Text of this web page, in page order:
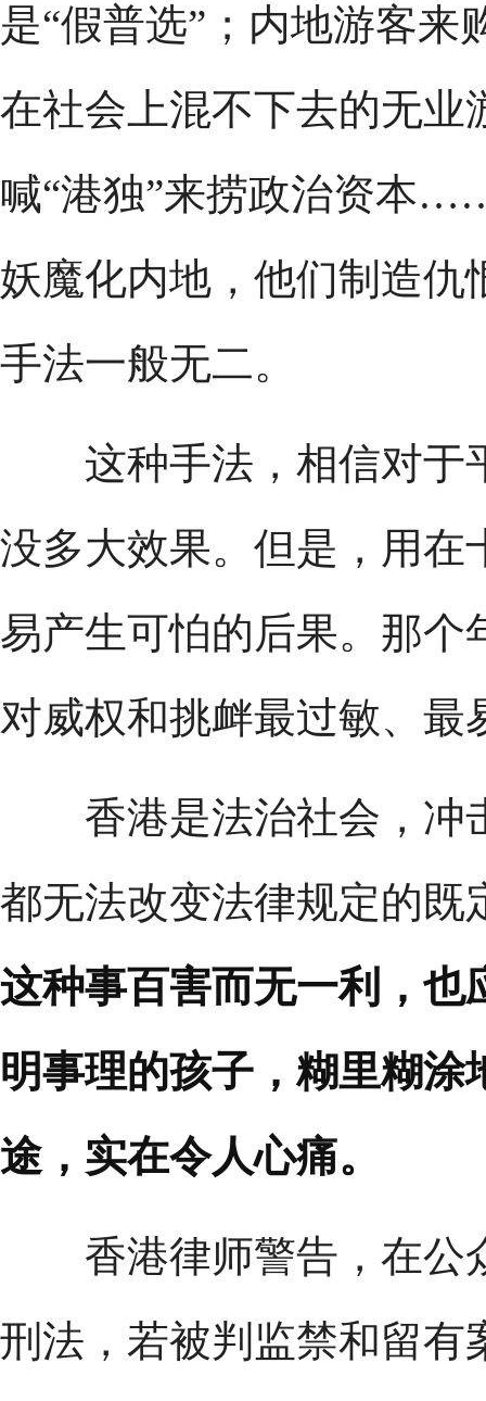
是“假普选”；内地游客来
在社会上混不下去的无业
喊“港独”来捞政治资本
妖魔化内地，他们制造仇
手法一般无二。
这种手法，相信对于
没多大效果。但是，用在
易产生可怕的后果。那个
对威权和挑衅最过敏、
香港是法治社会，冲
都无法改变法律规定的既
这种事百害而无一利，也
明事理的孩子，糊里糊
途，实在令人心痛。
香港律师警告，在公
刑法，若被判监禁和留有